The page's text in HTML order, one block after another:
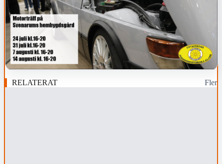
RELATERAT Fler